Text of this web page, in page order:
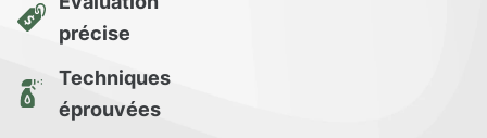
précise
Techniques
éprouvées